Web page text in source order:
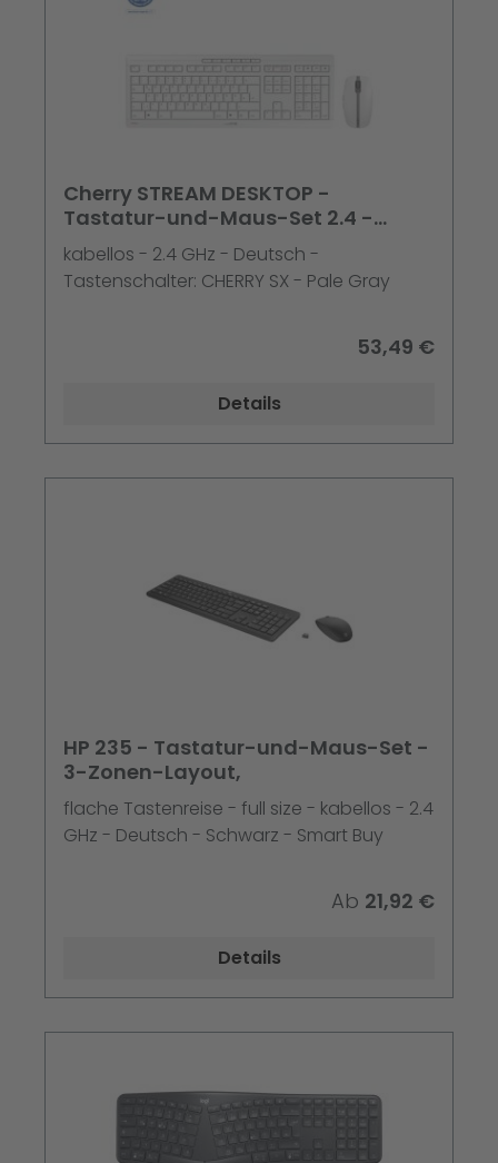
Cherry STREAM DESKTOP -
Tastatur-und-Maus-Set 2.4 -
2.4835 GHz, USB, 105 + 10 Tasten, D
kabellos - 2.4 GHz - Deutsch -
Tastenschalter: CHERRY SX - Pale Gray
53,49 €
Details
HP 235 - Tastatur-und-Maus-Set -
3-Zonen-Layout,
flache Tastenreise - full size - kabellos - 2.4
GHz - Deutsch - Schwarz - Smart Buy
Ab 21,92 €
Details